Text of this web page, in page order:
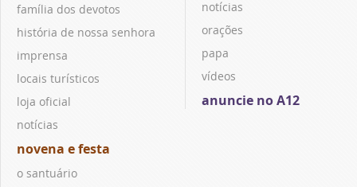
família dos devotos
história de nossa senhora
imprensa
locais turísticos
loja oficial
notícias
novena e festa
o santuário
notícias
orações
papa
vídeos
anuncie no A12